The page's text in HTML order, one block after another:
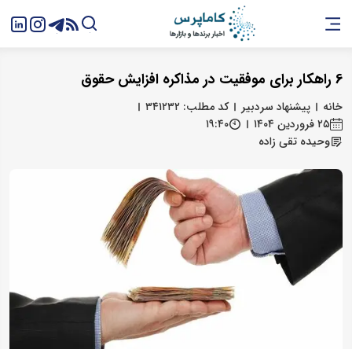
6 راهکار برای موفقیت در مذاکره افزایش حقوق
خانه پیشنهاد سردبیر
کد مطلب: ۳۴۱۲۳۲
۲۵ فروردین ۱۴۰۴
۱۹:۴۰
وحیده تقی زاده